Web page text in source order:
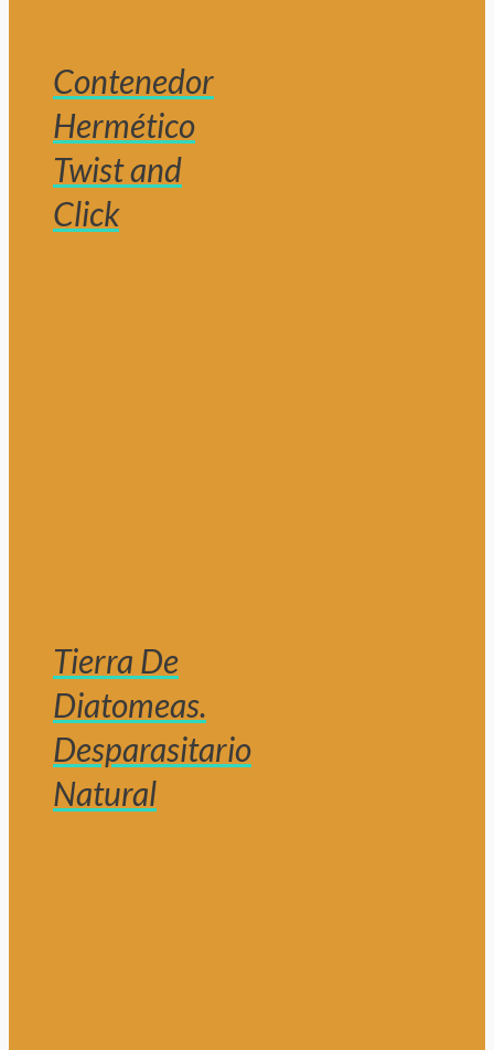
Contenedor
Hermético
Twist and
Click
Tierra De
Diatomeas.
Desparasitario
Natural